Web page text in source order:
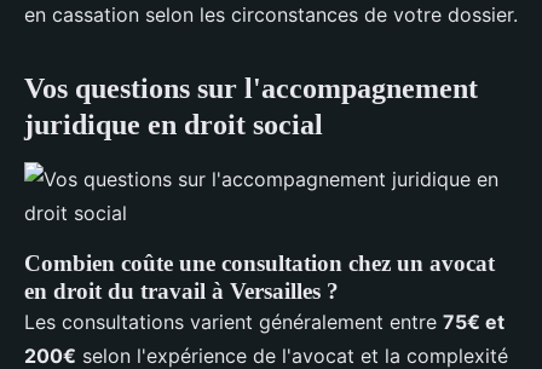
en cassation selon les circonstances de votre dossier.
Vos questions sur l'accompagnement
juridique en droit social
Combien coûte une consultation chez un avocat
en droit du travail à Versailles ?
Les consultations varient généralement entre 75€ et
200€ selon l'expérience de l'avocat et la complexité